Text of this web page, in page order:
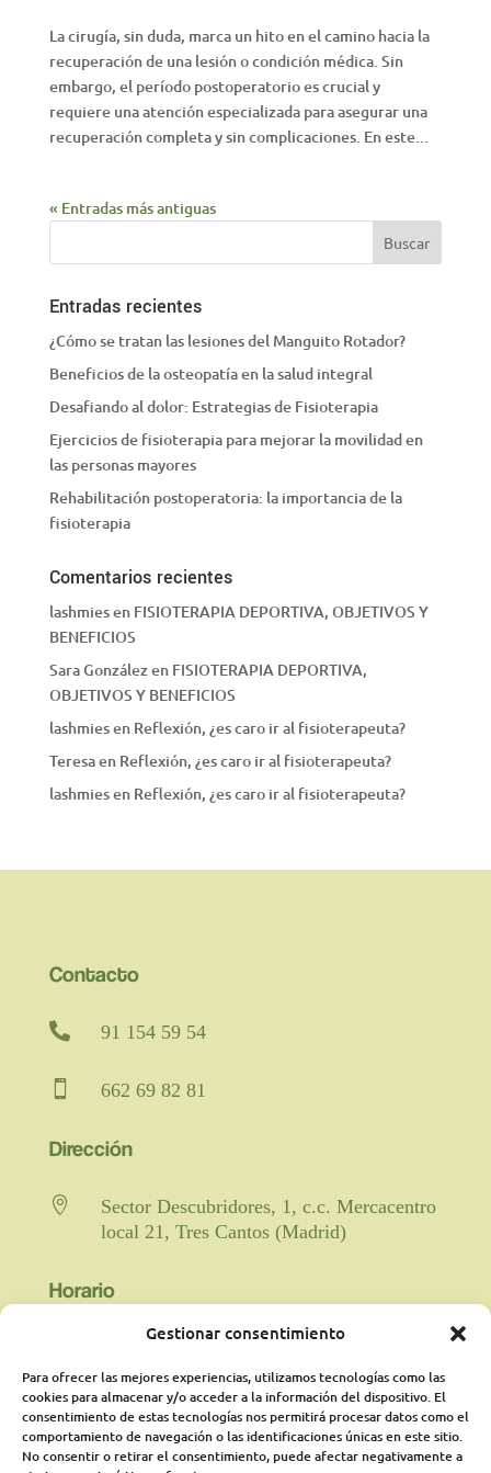
Gestionar consentimiento
Para ofrecer las mejores experiencias, utilizamos tecnologías como las
cookies para almacenar y/o acceder a la información del dispositivo. El
consentimiento de estas tecnologías nos permitirá procesar datos como el
comportamiento de navegación o las identificaciones únicas en este sitio.
No consentir o retirar el consentimiento, puede afectar negativamente a
La cirugía, sin duda, marca un hito en el camino hacia la
recuperación de una lesión o condición médica. Sin
embargo, el período postoperatorio es crucial y
requiere una atención especializada para asegurar una
recuperación completa y sin complicaciones. En este...
« Entradas más antiguas
Entradas recientes
¿Cómo se tratan las lesiones del Manguito Rotador?
Beneficios de la osteopatía en la salud integral
Desafiando al dolor: Estrategias de Fisioterapia
Ejercicios de fisioterapia para mejorar la movilidad en
las personas mayores
Rehabilitación postoperatoria: la importancia de la
fisioterapia
Comentarios recientes
lashmiesen FISIOTERAPIA DEPORTIVA, OBJETIVOS Y
BENEFICIOS
Sara Gonzálezen FISIOTERAPIA DEPORTIVA,
OBJETIVOS Y BENEFICIOS
lashmiesen Reflexión, ¿es caro ir al fisioterapeuta?
Teresaen Reflexión, ¿es caro ir al fisioterapeuta?
lashmiesen Reflexión, ¿es caro ir al fisioterapeuta?
Contacto
 91 154 59 54
 662 69 82 81
Dirección

Sector Descubridores, 1, c.c. Mercacentro
local 21, Tres Cantos (Madrid)
Horario
viernes de 9:00 a 21:00 horas
ininterrumpido.
Psicología: Lunes de 18:00 a 21:00